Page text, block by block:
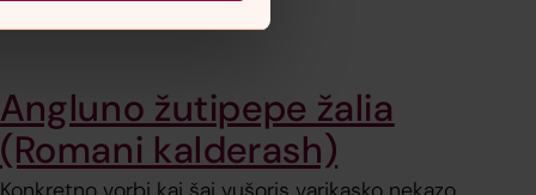
Angluno žutipepe žalia
(Romani kalderash)